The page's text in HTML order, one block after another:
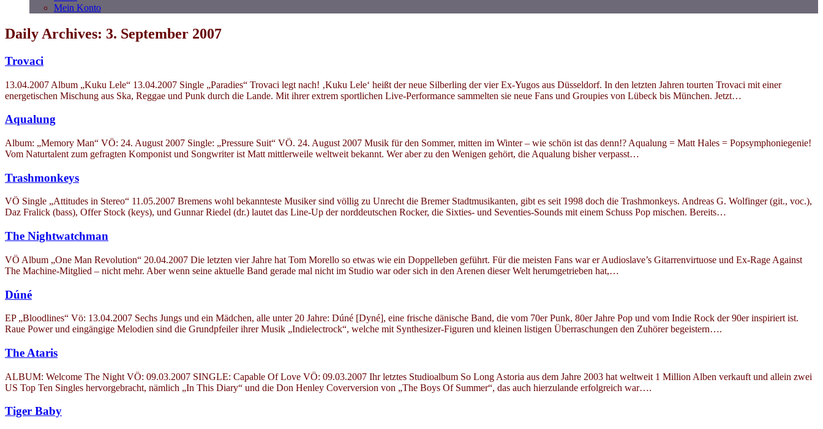
Mein Konto
Daily Archives: 3. September 2007
Trovaci
13.04.2007 Album „Kuku Lele“ 13.04.2007 Single „Paradies“ Trovaci legt nach! ‚Kuku Lele‘ heißt der neue Silberling der vier Ex-Yugos aus Düsseldorf. In den letzten Jahren tourten Trovaci mit einer
energetischen Mischung aus Ska, Reggae und Punk durch die Lande. Mit ihrer extrem sportlichen Live-Performance sammelten sie neue Fans und Groupies von Lübeck bis München. Jetzt…
Aqualung
Album: „Memory Man“ VÖ: 24. August 2007 Single: „Pressure Suit“ VÖ. 24. August 2007 Musik für den Sommer, mitten im Winter – wie schön ist das denn!? Aqualung = Matt Hales = Popsymphoniegenie!
Vom Naturtalent zum gefragten Komponist und Songwriter ist Matt mittlerweile weltweit bekannt. Wer aber zu den Wenigen gehört, die Aqualung bisher verpasst…
Trashmonkeys
VÖ Single „Attitudes in Stereo“ 11.05.2007 Bremens wohl bekannteste Musiker sind völlig zu Unrecht die Bremer Stadtmusikanten, gibt es seit 1998 doch die Trashmonkeys. Andreas G. Wolfinger (git., voc.),
Daz Fralick (bass), Offer Stock (keys), und Gunnar Riedel (dr.) lautet das Line-Up der norddeutschen Rocker, die Sixties- und Seventies-Sounds mit einem Schuss Pop mischen. Bereits…
The Nightwatchman
VÖ Album „One Man Revolution“ 20.04.2007 Die letzten vier Jahre hat Tom Morello so etwas wie ein Doppelleben geführt. Für die meisten Fans war er Audioslave’s Gitarrenvirtuose und Ex-Rage Against
The Machine-Mitglied – nicht mehr. Aber wenn seine aktuelle Band gerade mal nicht im Studio war oder sich in den Arenen dieser Welt herumgetrieben hat,…
Dúné
EP „Bloodlines“ Vö: 13.04.2007 Sechs Jungs und ein Mädchen, alle unter 20 Jahre: Dúné [Dyné], eine frische dänische Band, die vom 70er Punk, 80er Jahre Pop und vom Indie Rock der 90er inspiriert ist.
Raue Power und eingängige Melodien sind die Grundpfeiler ihrer Musik „Indielectrock“, welche mit Synthesizer-Figuren und kleinen listigen Überraschungen den Zuhörer begeistern….
The Ataris
ALBUM: Welcome The Night VÖ: 09.03.2007 SINGLE: Capable Of Love VÖ: 09.03.2007 Ihr letztes Studioalbum So Long Astoria aus dem Jahre 2003 hat weltweit 1 Million Alben verkauft und allein zwei
US Top Ten Singles hervorgebracht, nämlich „In This Diary“ und die Don Henley Coverversion von „The Boys Of Summer“, das auch hierzulande erfolgreich war….
Tiger Baby